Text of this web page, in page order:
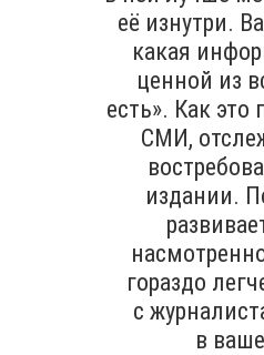
её изнутри.
какая
ценной из
есть». Как это
СМИ,
издании.
гораздо
с
в